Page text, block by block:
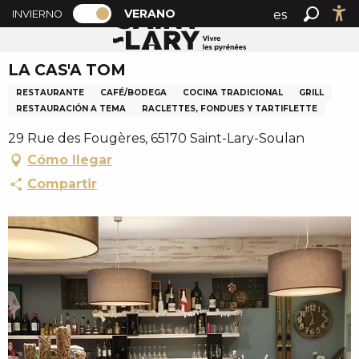
A
l
e
r
a
c
o
n
e
n
u
p
r
i
n
PAGE D’ACCUEIL ACTUELLE ÉTÉ : PASSER EN MODE
INVIERNO PAGE D’ACCUEIL ACTUELLE ÉTÉ :
VERANO
es
Buscar
Accueil verano LA CAS'A TOM
LA CAS'A TOM
RESTAURANTE CAFÉ/BODEGA COCINA TRADICIONAL
GRILL
RESTAURACIÓN A TEMA
RACLETTES, FONDUES Y TARTIFLETTE
29 Rue des Fougères, 65170 Saint-Lary-Soulan
Cómo llegar
Compartir